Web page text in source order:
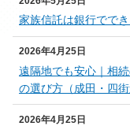
家族信託は銀行でで
遠隔地でも安心｜相
の選び方（成田・四街
2026年4月25日
2026年4月25日